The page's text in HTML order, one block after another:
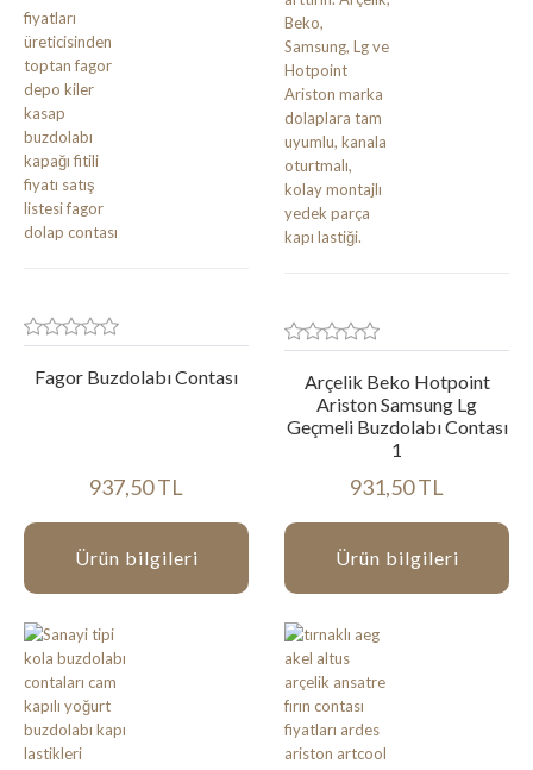
Fagor Buzdolabı Contası
937,50 TL
Ürün bilgileri
Arçelik Beko Hotpoint
Ariston Samsung Lg
Geçmeli Buzdolabı Contası
1
931,50 TL
Ürün bilgileri